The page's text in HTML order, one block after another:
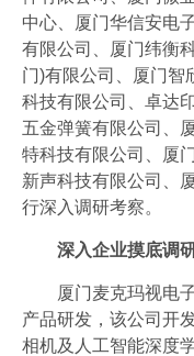
中心、厦门华信安电
有限公司、厦门纬衡
门)有限公司、厦门智
科技有限公司、卓达
五金弹簧有限公司、
特科技有限公司、厦
新声科技有限公司、
行深入调研考察。
深入企业摸底调研
厦门麦克玛视电子
产品研发，该公司开
相机及人工智能深度